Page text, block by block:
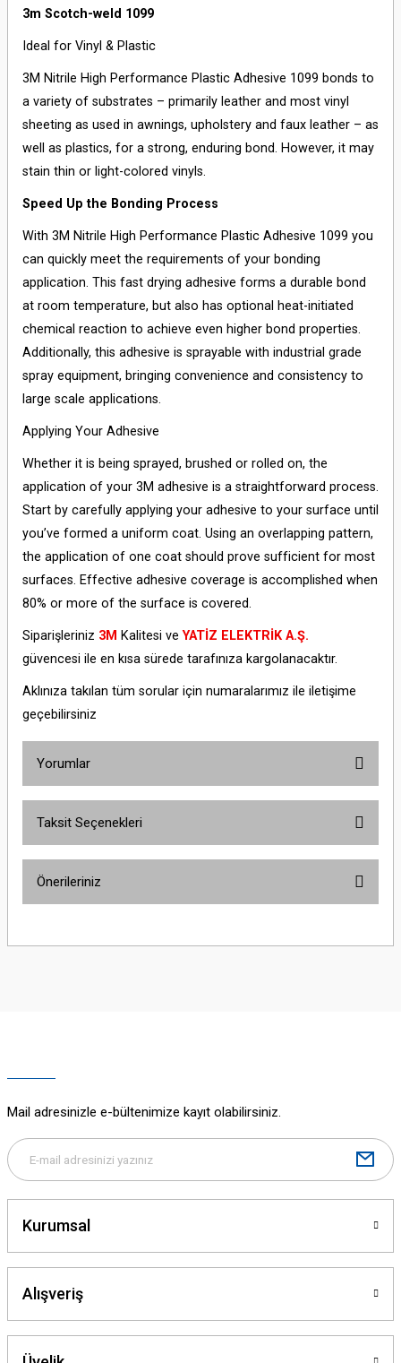
3m Scotch-weld 1099
Ideal for Vinyl & Plastic
3M Nitrile High Performance Plastic Adhesive 1099 bonds to
a variety of substrates – primarily leather and most vinyl
sheeting as used in awnings, upholstery and faux leather – as
well as plastics, for a strong, enduring bond. However, it may
stain thin or light-colored vinyls.
Speed Up the Bonding Process
With 3M Nitrile High Performance Plastic Adhesive 1099 you
can quickly meet the requirements of your bonding
application. This fast drying adhesive forms a durable bond
at room temperature, but also has optional heat-initiated
chemical reaction to achieve even higher bond properties.
Additionally, this adhesive is sprayable with industrial grade
spray equipment, bringing convenience and consistency to
large scale applications.
Applying Your Adhesive
Whether it is being sprayed, brushed or rolled on, the
application of your 3M adhesive is a straightforward process.
Start by carefully applying your adhesive to your surface until
you’ve formed a uniform coat. Using an overlapping pattern,
the application of one coat should prove sufficient for most
surfaces. Effective adhesive coverage is accomplished when
80% or more of the surface is covered.
Siparişleriniz 3M Kalitesi veYATİZ ELEKTRİK A.Ş.
güvencesi ile en kısa sürede tarafınıza kargolanacaktır.
Aklınıza takılan tüm sorular için numaralarımız ile iletişime
geçebilirsiniz
Yorumlar
Taksit Seçenekleri
Önerileriniz
yetersiz gördüğünüz noktaları öneri formunu kullanarak tarafımıza
Bu ürüne benzer farklı alternatifler olmalı.
Mail adresinizle e-bültenimize kayıt olabilirsiniz.
Kurumsal
Alışveriş